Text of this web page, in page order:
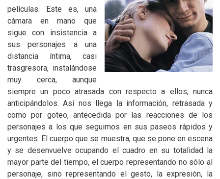
películas. Este es, una
cámara en mano que
sigue con insistencia a
sus personajes a una
distancia íntima, casi
trasgresora, instalándose
muy cerca, aunque
siempre un poco atrasada con respecto a ellos, nunca
anticipándolos. Así nos llega la información, retrasada y
como por goteo, antecedida por las reacciones de los
personajes a los que seguimos en sus paseos rápidos y
urgentes. El cuerpo que se muestra, que se pone en escena
y se desenvuelve ocupando el cuadro en su totalidad la
mayor parte del tiempo, el cuerpo representando no sólo al
personaje, sino representando el gesto, la expresión, la